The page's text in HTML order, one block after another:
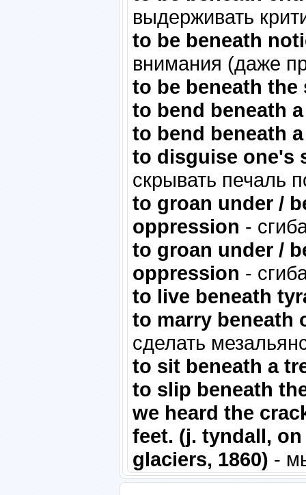
выдерживать
to be beneath
внимания (даже
to be beneath the
to bend beneath
to bend beneath
to disguise one's
скрывать печаль
to groan under /
oppression -
to groan under /
oppression -
to live beneath
to marry beneath
сделать
to sit beneath a
to slip beneath
we heard the
feet. (j. tyndall,
glaciers, 1860) -